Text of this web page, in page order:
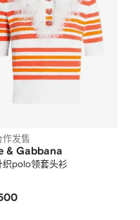
作发售
& Gabbana
织polo领套头衫